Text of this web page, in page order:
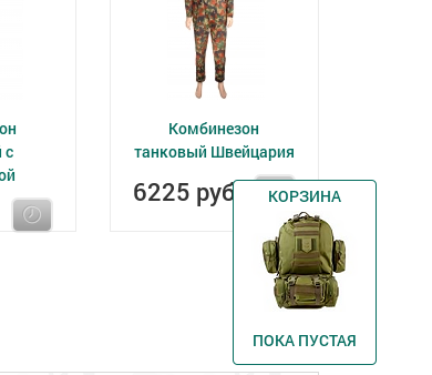
с
Комбинезон
танковый Швейцария
6225 руб КОРЗИНА
ПОКА ПУСТАЯ